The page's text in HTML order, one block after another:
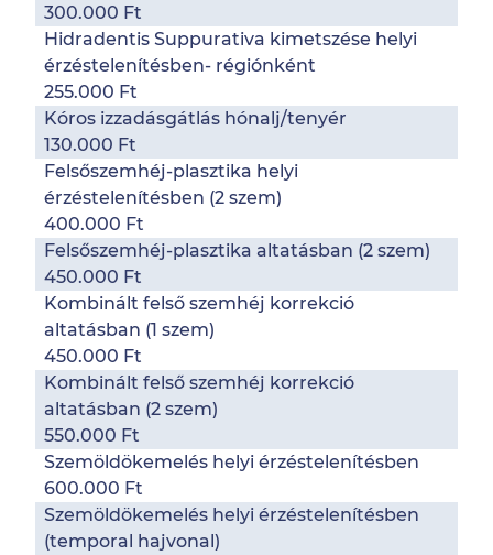
300.000 Ft
Hidradentis Suppurativa kimetszése helyi
érzéstelenítésben- régiónként
255.000 Ft
Kóros izzadásgátlás hónalj/tenyér
130.000 Ft
Felsőszemhéj-plasztika helyi
érzéstelenítésben (2 szem)
400.000 Ft
Felsőszemhéj-plasztika altatásban (2 szem)
450.000 Ft
Kombinált felső szemhéj korrekció
altatásban (1 szem)
450.000 Ft
Kombinált felső szemhéj korrekció
altatásban (2 szem)
550.000 Ft
Szemöldökemelés helyi érzéstelenítésben
600.000 Ft
Szemöldökemelés helyi érzéstelenítésben
(temporal hajvonal)